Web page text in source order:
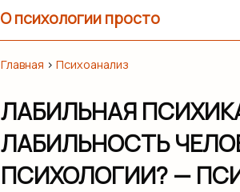
О психологии просто
Главная › Психоанализ
ЛАБИЛЬНАЯ
ЛАБИЛЬНОСТЬ
ПСИХОЛОГИИ? —